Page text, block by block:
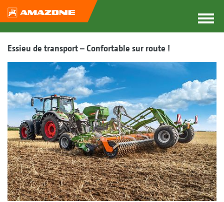
Essieu de transport – Confortable sur route !